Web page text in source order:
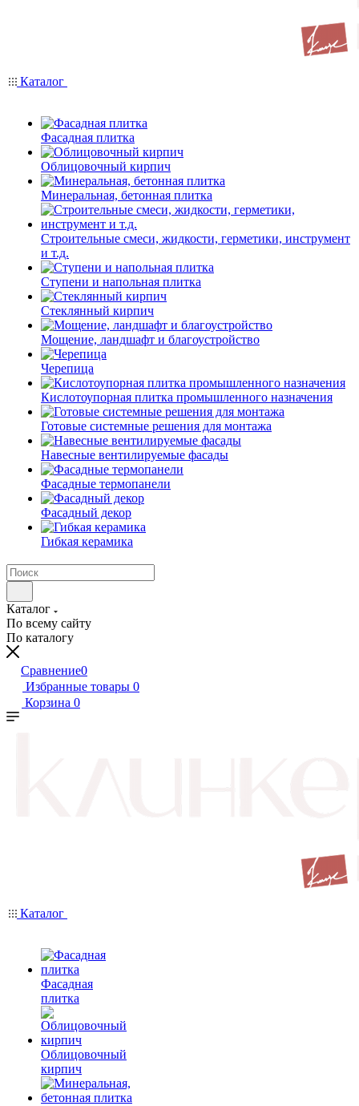
Каталог
Фасадная плитка
Облицовочный кирпич
Минеральная, бетонная плитка
Строительные смеси, жидкости, герметики, инструмент
и т.д.
Ступени и напольная плитка
Cтеклянный кирпич
Мощение, ландшафт и благоустройство
Черепица
Кислотоупорная плитка промышленного назначения
Готовые системные решения для монтажа
Навесные вентилируемые фасады
Фасадные термопанели
Фасадный декор
Гибкая керамика
Каталог
По всему сайту
По каталогу
Сравнение0
Избранные товары 0
Корзина 0
Каталог
Фасадная
плитка
Облицовочный
кирпич